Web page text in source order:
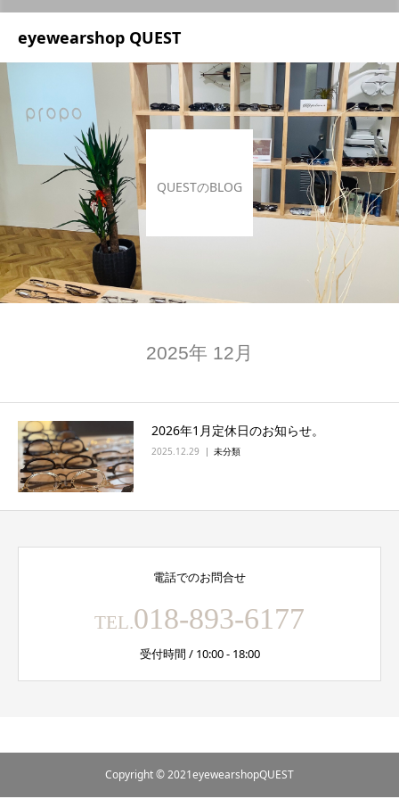
eyewearshop QUEST
QUESTのBLOG
2025年 12月
2026年1月定休日のお知らせ。
2025.12.29 未分類
電話でのお問合せ
TEL.018-893-6177
受付時間 / 10:00 - 18:00
Copyright © 2021eyewearshopQUEST